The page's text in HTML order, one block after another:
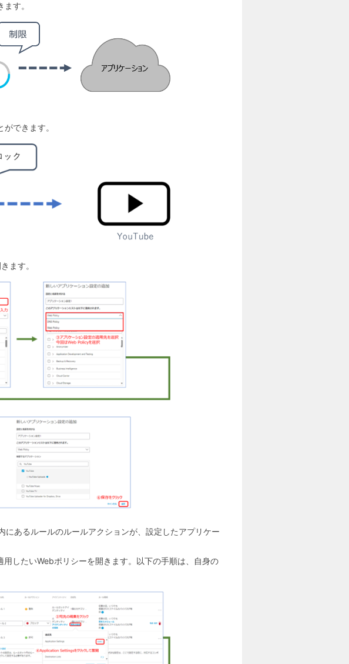
す。
できます。
ます。
にあるルールのルールアクションが、設定したアプリケー
したいWebポリシーを開きます。以下の手順は、自身の